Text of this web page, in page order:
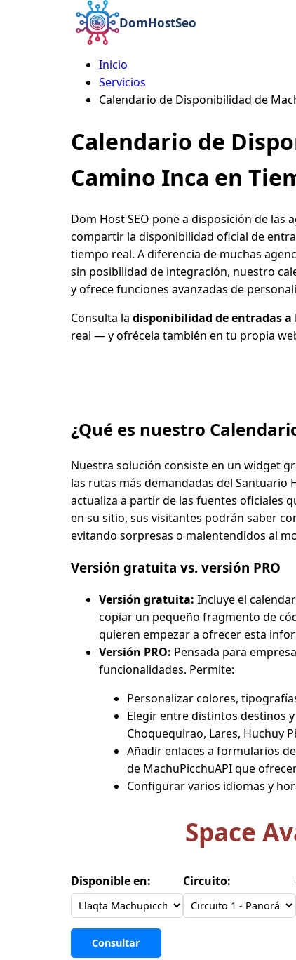
DomHostSeo
Ruta
de
navegación
Inicio
Servicios
Calendario de Disponibilidad de
Calendario de
Camino Inca en
Dom Host SEO pone a disposición de
compartir la disponibilidad oficial de
tiempo real. A diferencia de muchas
sin posibilidad de integración, nuestro
y ofrece funciones avanzadas de
Consulta la disponibilidad de entradas a
real — y ofrécela también en tu propia
¿Qué es nuestro
Nuestra solución consiste en un widget
las rutas más demandadas del Santuario
actualiza a partir de las fuentes oficiales
en su sitio, sus visitantes podrán saber
evitando sorpresas o malentendidos al
Versión gratuita vs. versión PRO
Versión gratuita: Incluye el
copiar un pequeño fragmento de
quieren empezar a ofrecer esta
Versión PRO: Pensada para
funcionalidades. Permite:
Personalizar colores,
Elegir entre distintos destinos
Choquequirao, Lares, Huchuy
Añadir enlaces a formularios
de MachuPicchuAPI que
Configurar varios idiomas y
Space
Disponible en: Circuito: